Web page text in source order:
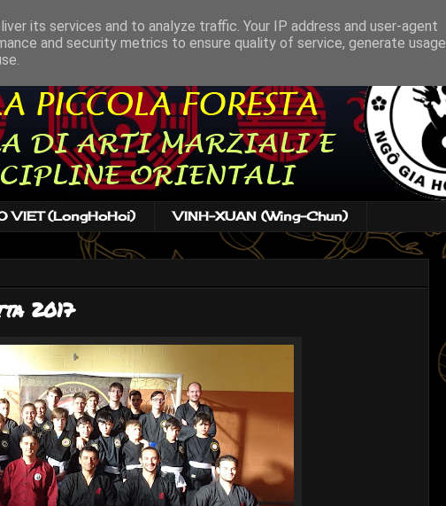
VIET (LongHoHoi) VINH-XUAN (Wing-Chun)
2017
its services and to analyze traffic. Your IP address and user-agent
and security metrics to ensure quality of service, generate usage